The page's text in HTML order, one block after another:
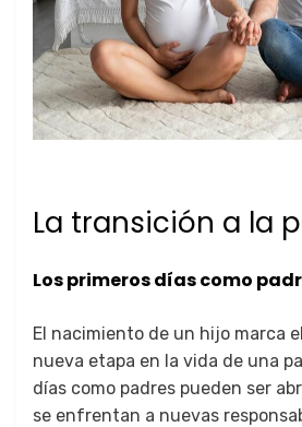
La transición a la
Los primeros días como
El nacimiento de un hijo marca
nueva etapa en la vida de una
días como padres pueden ser
se enfrentan a nuevas